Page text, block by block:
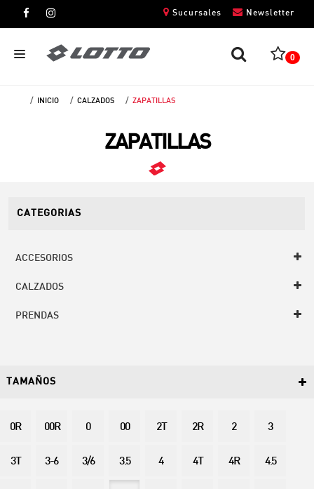
Newsletter
Sucursales
0
INICIO CALZADOS ZAPATILLAS
ZAPATILLAS
CATEGORIAS
ACCESORIOS
CALZADOS
PRENDAS
TAMAÑOS
0R 00R 0 00 2T 2R 2 3
3T 3-6 3/6 3.5 4 4T 4R 4.5